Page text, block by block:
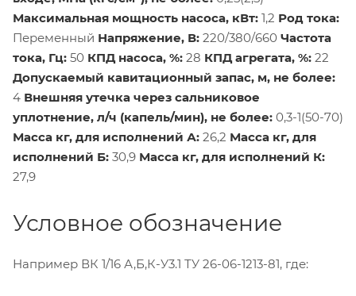
Максимальная мощность насоса, кВт: 1,2 Род тока:
Переменный Напряжение, В: 220/380/660 Частота
тока, Гц: 50 КПД насоса, %: 28 КПД агрегата, %: 22
Допускаемый кавитационный запас, м, не более:
4 Внешняя утечка через сальниковое
уплотнение, л/ч (капель/мин), не более: 0,3-1(50-70)
Масса кг, для исполнений А: 26,2 Масса кг, для
исполнений Б: 30,9 Масса кг, для исполнений К:
27,9
Условное обозначение
Например ВК 1/16 А,Б,К-У3.1 ТУ 26-06-1213-81, где: